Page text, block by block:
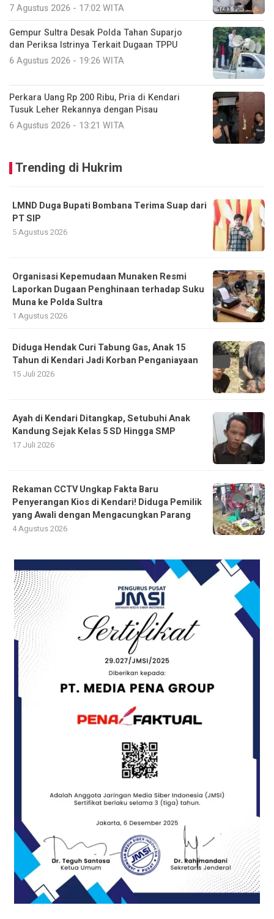
7 Agustus 2026 - 17:02 WITA
Gempur Sultra Desak Polda Tahan Suparjo
dan Periksa Istrinya Terkait Dugaan TPPU
6 Agustus 2026 - 19:26 WITA
Perkara Uang Rp 200 Ribu, Pria di Kendari
Tusuk Leher Rekannya dengan Pisau
6 Agustus 2026 - 13:21 WITA
Trending di Hukrim
LMND Duga Bupati Bombana Terima Suap dari
PT SIP
5 Agustus 2026
Organisasi Kepemudaan Munaken Resmi
Laporkan Dugaan Penghinaan terhadap Suku
Muna ke Polda Sultra
1 Agustus 2026
Diduga Hendak Curi Tabung Gas, Anak 15
Tahun di Kendari Jadi Korban Penganiayaan
15 Juli 2026
Ayah di Kendari Ditangkap, Setubuhi Anak
Kandung Sejak Kelas 5 SD Hingga SMP
17 Juli 2026
Rekaman CCTV Ungkap Fakta Baru
Penyerangan Kios di Kendari! Diduga Pemilik
yang Awali dengan Mengacungkan Parang
4 Agustus 2026